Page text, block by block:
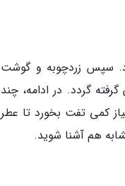
سپس زردچوبه و گوشت
گردد. در ادامه، چند
کمی تفت بخورد تا عطر
هم آشنا شوید.